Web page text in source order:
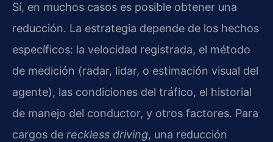
Sí, en muchos casos es posible obtener una
reducción. La estrategia depende de los hechos
específicos: la velocidad registrada, el método
de medición (radar, lidar, o estimación visual del
agente), las condiciones del tráfico, el historial
de manejo del conductor, y otros factores. Para
cargos de reckless driving, una reducción